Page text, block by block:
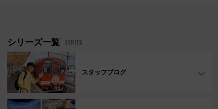
シリーズ一覧 SERIES
スタッフブログ